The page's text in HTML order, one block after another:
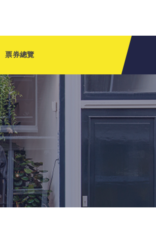
票券總覽